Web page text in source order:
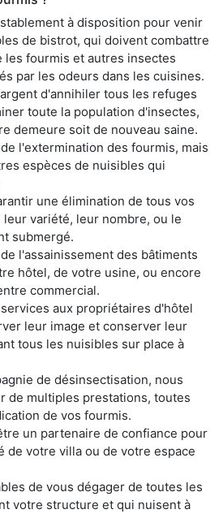
à disposition pour venir
de bistrot, qui doivent combattre
les fourmis et autres insectes
par les odeurs dans les cuisines.
d'annihiler tous les refuges
toute la population d'insectes,
demeure soit de nouveau saine.
l'extermination des fourmis, mais
espèces de nuisibles qui
une élimination de tous vos
variété, leur nombre, ou le
submergé.
l'assainissement des bâtiments
hôtel, de votre usine, ou encore
commercial.
aux propriétaires d'hôtel
leur image et conserver leur
tous les nuisibles sur place à
de désinsectisation, nous
de multiples prestations, toutes
de vos fourmis.
un partenaire de confiance pour
de votre villa ou de votre espace
de vous dégager de toutes les
votre structure et qui nuisent à